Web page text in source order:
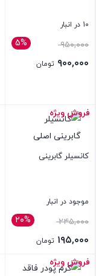
10 در انبار
5% ۹۵۰,۰۰۰قیمت
اصلی:۹۰۰,۰۰۰ تومان
۹۰۰,۰۰۰ تومان.
بستن
فروش ویژه
کانسیلر گابرینی
موجود در انبار
۲۰% ۲۴۵,۰۰۰
۱۹۵,۰۰۰ تومان
بستن
فروش ویژه